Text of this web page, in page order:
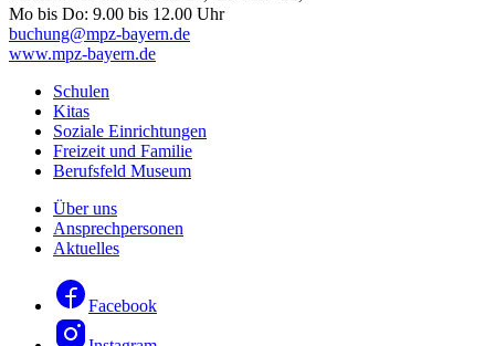
Mo bis Do: 9.00 bis 12.00 Uhr
buchung@mpz-bayern.de
www.mpz-bayern.de
Schulen
Kitas
Soziale Einrichtungen
Freizeit und Familie
Berufsfeld Museum
Über uns
Ansprechpersonen
Aktuelles
Facebook